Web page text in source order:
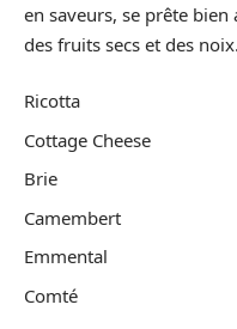
en saveurs, se prête
des fruits secs et des noix.
Ricotta
Cottage Cheese
Brie
Camembert
Emmental
Comté